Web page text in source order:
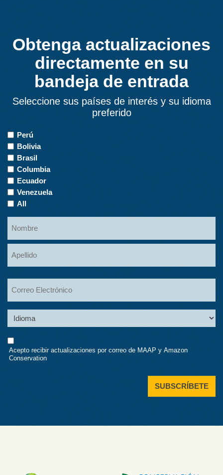
Obtenga actualizaciones
directamente en su
bandeja de entrada
Seleccione sus países de interés y su idioma
preferido
Countries
of
Interest
Perú
Bolivia
Brasil
Columbia
Ecuador
Venezuela
All
Nombre
Consent
Acepto recibir actualizaciones por correo de MAAP y Amazon
Conservation